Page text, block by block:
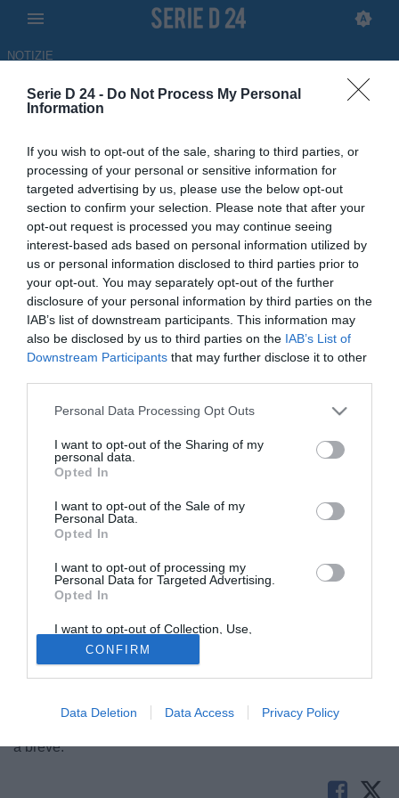
Serie D 24 - Do Not Process My Personal
Information
If you wish to opt-out of the sale, sharing to third parties, or
processing of your personal or sensitive information for
targeted advertising by us, please use the below opt-out
section to confirm your selection. Please note that after your
opt-out request is processed you may continue seeing
interest-based ads based on personal information utilized by
us or personal information disclosed to third parties prior to
your opt-out. You may separately opt-out of the further
disclosure of your personal information by third parties on the
IAB’s list of downstream participants. This information may
also be disclosed by us to third parties on the IAB’s List of
Downstream Participants that may further disclose it to other
Personal Data Processing Opt Outs
I want to opt-out of the Sharing of my
personal data.
Opted In
I want to opt-out of the Sale of my
Personal Data.
Opted In
I want to opt-out of processing my
Personal Data for Targeted Advertising.
Opted In
I want to opt-out of Collection, Use,
Retention, Sale, and/or Sharing of my
Personal Data that Is Unrelated with the
Purposes for which it was collected.
Opted Out
CONFIRM
Data Deletion Data Access Privacy Policy
NOTIZIE
Lanciano, tutto fatto per l'arrivo
dell'esterno offensivo Nigel
Kyeremateng
08.07.2026 15:45 di Redazione
Il neopromosso Lanciano mette a segno un innesto di spessore in
vista della nuova stagione in Serie D: è fatta per Nigel
Kyeremateng
. Secondo quanto appreso dalla nostra redazione, il club
abruzzese ha definito l'arrivo in rossonero di Nigel
dalla stagione disputata al Fossombrone. L'attaccante
italo-ghanese è cresciuto nel settore giovanile del Milan,
per poi vestire nel professionismo le maglie di Novara,
Teramo e Fermana. Kyeremateng ha firmato
a breve.